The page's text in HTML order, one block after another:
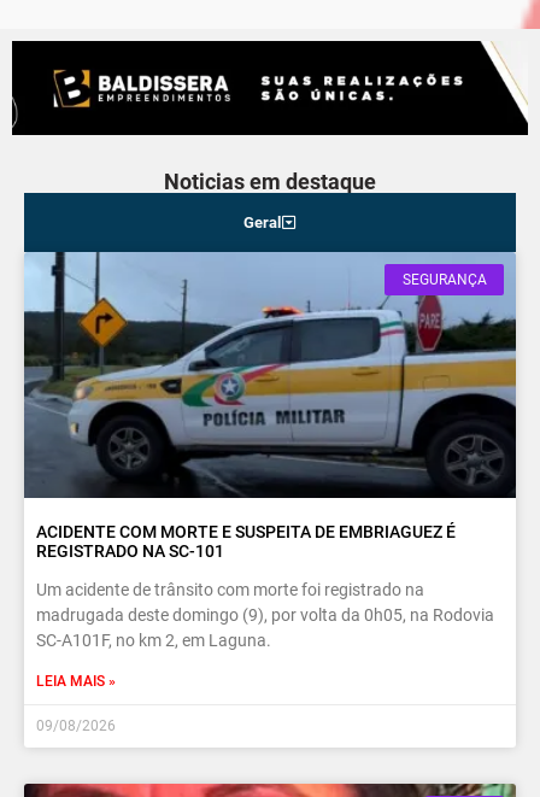
Noticias em destaque
Geral
SEGURANÇA
ACIDENTE COM MORTE E SUSPEITA DE EMBRIAGUEZ É
REGISTRADO NA SC-101
Um acidente de trânsito com morte foi registrado na
madrugada deste domingo (9), por volta da 0h05, na Rodovia
SC-A101F, no km 2, em Laguna.
LEIA MAIS »
09/08/2026